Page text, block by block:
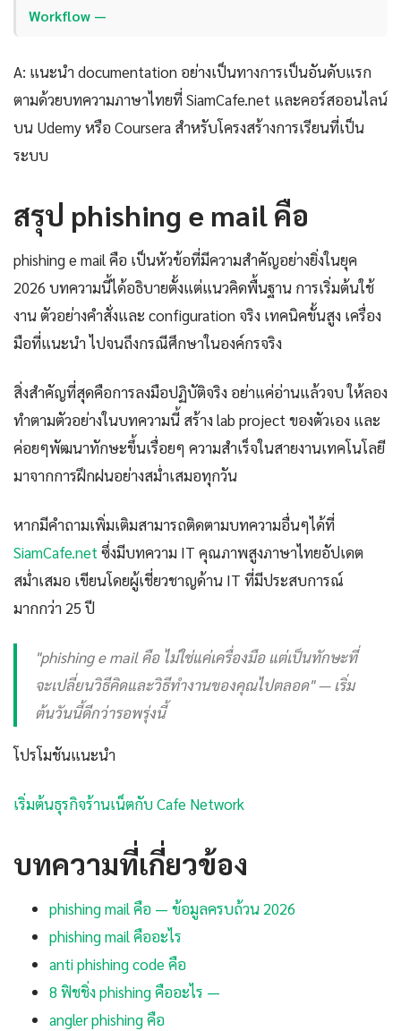
Workflow —
A: แนะนำ documentation อย่างเป็นทางการเป็นอันดับแรก
ตามด้วยบทความภาษาไทยที่ SiamCafe.net และคอร์สออนไลน์
บน Udemy หรือ Coursera สำหรับโครงสร้างการเรียนที่เป็น
ระบบ
สรุป phishing e mail คือ
phishing e mail คือ เป็นหัวข้อที่มีความสำคัญอย่างยิ่งในยุค
2026 บทความนี้ได้อธิบายตั้งแต่แนวคิดพื้นฐาน การเริ่มต้นใช้
งาน ตัวอย่างคำสั่งและ configuration จริง เทคนิคขั้นสูง เครื่อง
มือที่แนะนำ ไปจนถึงกรณีศึกษาในองค์กรจริง
สิ่งสำคัญที่สุดคือการลงมือปฏิบัติจริง อย่าแค่อ่านแล้วจบ ให้ลอง
ทำตามตัวอย่างในบทความนี้ สร้าง lab project ของตัวเอง และ
ค่อยๆพัฒนาทักษะขึ้นเรื่อยๆ ความสำเร็จในสายงานเทคโนโลยี
มาจากการฝึกฝนอย่างสม่ำเสมอทุกวัน
หากมีคำถามเพิ่มเติมสามารถติดตามบทความอื่นๆได้ที่
SiamCafe.net ซึ่งมีบทความ IT คุณภาพสูงภาษาไทยอัปเดต
สม่ำเสมอ เขียนโดยผู้เชี่ยวชาญด้าน IT ที่มีประสบการณ์
มากกว่า 25 ปี
"phishing e mail คือ ไม่ใช่แค่เครื่องมือ แต่เป็นทักษะที่
จะเปลี่ยนวิธีคิดและวิธีทำงานของคุณไปตลอด" — เริ่ม
ต้นวันนี้ดีกว่ารอพรุ่งนี้
โปรโมชันแนะนำ
เริ่มต้นธุรกิจร้านเน็ตกับ Cafe Network
บทความที่เกี่ยวข้อง
phishing mail คือ — ข้อมูลครบถ้วน 2026
phishing mail คืออะไร
anti phishing code คือ
8 ฟิชชิ่ง phishing คืออะไร —
angler phishing คือ